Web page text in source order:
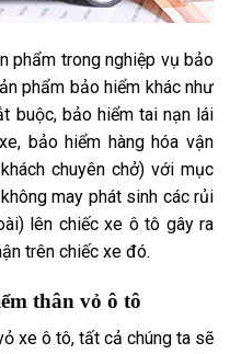
phẩm trong nghiệp vụ bảo
phẩm bảo hiểm khác như
buộc, bảo hiểm tai nạn lái
bảo hiểm hàng hóa vận
chuyên chở) với mục
không may phát sinh các rủi
lên chiếc xe ô tô gây ra
trên chiếc xe đó.
thân vỏ ô tô
xe ô tô, tất cả chúng ta sẽ